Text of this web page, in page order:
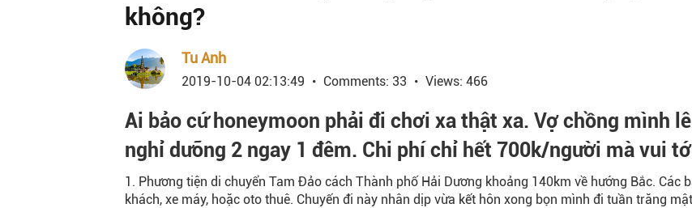
không?
Tu Anh
2019-10-04 02:13:49 Comments: 33 Views: 466
Ai bảo cứ honeymoon phải đi chơi xa thật xa. Vợ chồng mình
nghỉ dưỡng 2 ngay 1 đêm. Chi phí chỉ hết 700k/người mà vui
1. Phương tiện di chuyển Tam Đảo cách Thành phố Hải Dương khoảng 140km về hướng Bắc. Các
khách, xe máy, hoặc oto thuê. Chuyến đi này nhân dịp vừa kết hôn xong bọn mình đi tuần trăng